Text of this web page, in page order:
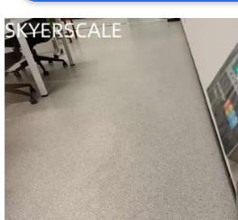
SITEMAP
PRIVACY
POLICY